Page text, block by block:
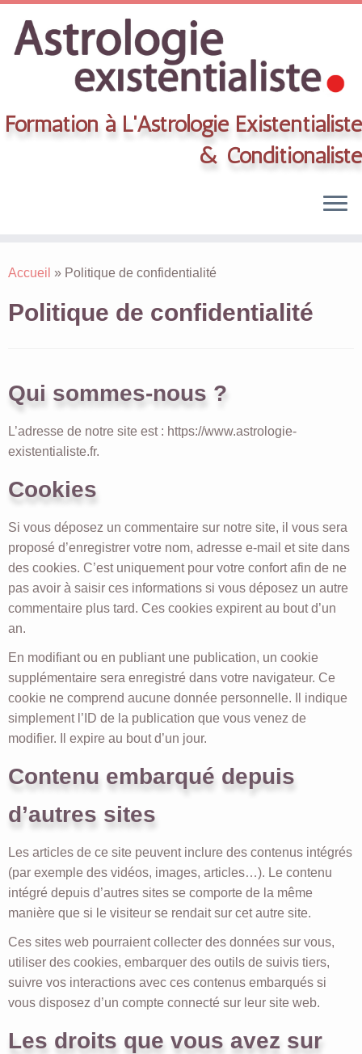
to
Formation à L'Astrologie Existentialiste
& Conditionaliste
Accueil » Politique de confidentialité
Politique de confidentialité
Qui sommes-nous ?
L’adresse de notre site est : https://www.astrologie-
existentialiste.fr.
Cookies
Si vous déposez un commentaire sur notre site, il vous sera
proposé d’enregistrer votre nom, adresse e-mail et site dans
des cookies. C’est uniquement pour votre confort afin de ne
pas avoir à saisir ces informations si vous déposez un autre
commentaire plus tard. Ces cookies expirent au bout d’un
an.
En modifiant ou en publiant une publication, un cookie
supplémentaire sera enregistré dans votre navigateur. Ce
cookie ne comprend aucune donnée personnelle. Il indique
simplement l’ID de la publication que vous venez de
modifier. Il expire au bout d’un jour.
Contenu embarqué depuis
d’autres sites
Les articles de ce site peuvent inclure des contenus intégrés
(par exemple des vidéos, images, articles…). Le contenu
intégré depuis d’autres sites se comporte de la même
manière que si le visiteur se rendait sur cet autre site.
Ces sites web pourraient collecter des données sur vous,
utiliser des cookies, embarquer des outils de suivis tiers,
suivre vos interactions avec ces contenus embarqués si
vous disposez d’un compte connecté sur leur site web.
Les droits que vous avez sur